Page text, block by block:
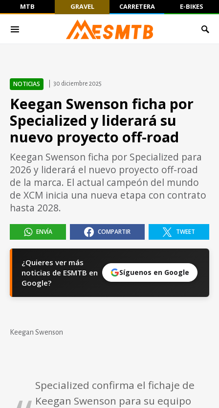
MTB GRAVEL CARRETERA E-BIKES
NOTICIAS 30 diciembre 2025
Keegan Swenson ficha por
Specialized y liderará su
nuevo proyecto off-road
Keegan Swenson ficha por Specialized para
2026 y liderará el nuevo proyecto off-road
de la marca. El actual campeón del mundo
de XCM inicia una nueva etapa con contrato
hasta 2028.
ENVÍA COMPARTIR TWEET
¿Quieres ver más
noticias de ESMTB en
Google?
Síguenos en Google
Keegan Swenson
Specialized confirma el fichaje de
Keegan Swenson para su equipo